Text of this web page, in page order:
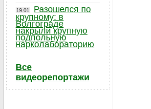
19.01
Разошелся по
крупному: в
Волгограде
накрыли крупную
подпольную
нарколабораторию
Все
видеорепортажи